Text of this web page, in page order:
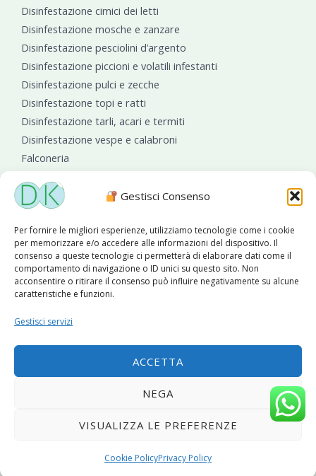
Gestisci Consenso
Per fornire le migliori esperienze, utilizziamo tecnologie come i cookie
per memorizzare e/o accedere alle informazioni del dispositivo. Il
consenso a queste tecnologie ci permetterà di elaborare dati come il
comportamento di navigazione o ID unici su questo sito. Non
acconsentire o ritirare il consenso può influire negativamente su alcune
caratteristiche e funzioni.
Gestisci servizi
ACCETTA
NEGA
VISUALIZZA LE PREFERENZE
Cookie PolicyPrivacy Policy
Disinfestazione cimici dei letti
Disinfestazione mosche e zanzare
Disinfestazione pesciolini d’argento
Disinfestazione piccioni e volatili infestanti
Disinfestazione pulci e zecche
Disinfestazione topi e ratti
Disinfestazione tarli, acari e termiti
Disinfestazione vespe e calabroni
Falconeria
Sanificazioni ambientali
Copyright © 2026 Diseko Group Srls |
|Sito web
Privacy Policy| Cookie Policy